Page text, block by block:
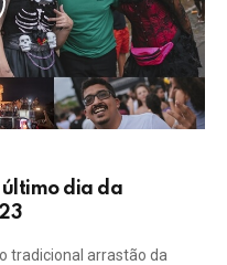
último dia da
tradicional arrastão da